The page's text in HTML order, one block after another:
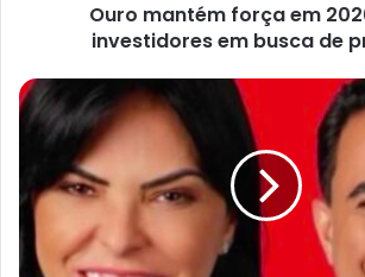
Ouro mantém força em
investidores em busca de
Morro
do
Chapéu:
de
Juliana
é